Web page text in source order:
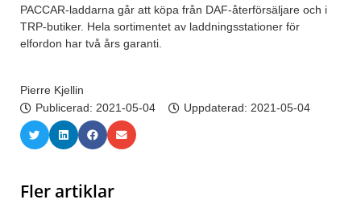
PACCAR-laddarna går att köpa från DAF-återförsäljare och i
TRP-butiker. Hela sortimentet av laddningsstationer för
elfordon har två års garanti.
Pierre Kjellin
Publicerad: 2021-05-04 Uppdaterad: 2021-05-04
Fler artiklar